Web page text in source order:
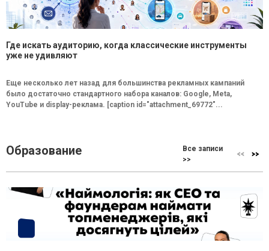
Где искать аудиторию, когда классические инструменты
уже не удивляют
Еще несколько лет назад для большинства рекламных кампаний
было достаточно стандартного набора каналов: Google, Meta,
YouTube и display-реклама. [caption id="attachment_69772"...
Образование
Все записи
>>